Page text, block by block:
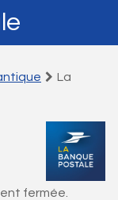
La
fermée.